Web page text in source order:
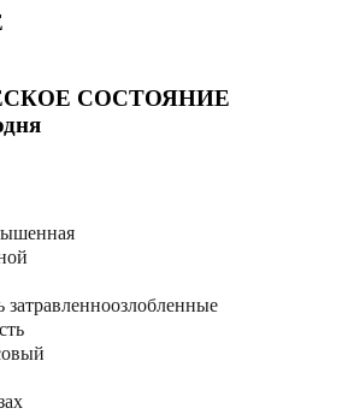
СОСТОЯНИЕ
затравленноозлобленные